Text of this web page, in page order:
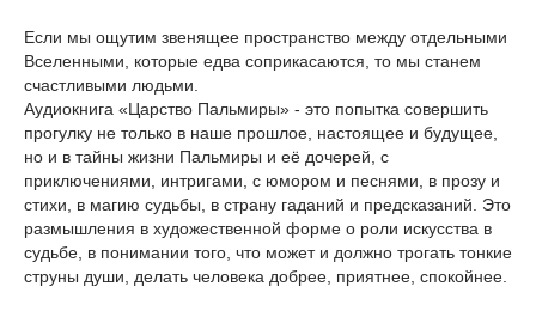
Если мы ощутим звенящее пространство между отдельными
Вселенными, которые едва соприкасаются, то мы станем
счастливыми людьми.
Аудиокнига «Царство Пальмиры» - это попытка совершить
прогулку не только в наше прошлое, настоящее и будущее,
но и в тайны жизни Пальмиры и её дочерей, с
приключениями, интригами, с юмором и песнями, в прозу и
стихи, в магию судьбы, в страну гаданий и предсказаний. Это
размышления в художественной форме о роли искусства в
судьбе, в понимании того, что может и должно трогать тонкие
струны души, делать человека добрее, приятнее, спокойнее.